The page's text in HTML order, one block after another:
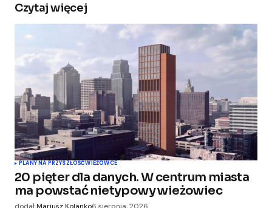
Twój adres e-mail nie zostanie opublikowany.
Wymagane pola są oznaczone
Comment
Your Name
Your E-mail*
Czytaj więcej
PLANY NA PRZYSZŁOŚĆWIEŻOWCE
20 pięter dla danych. W centrum miasta
ma powstać nietypowy wieżowiec
dodałMariusz Kolanko6 sierpnia, 2026